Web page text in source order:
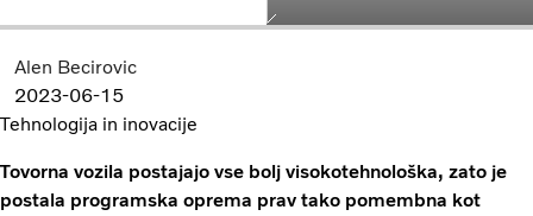
Alen Becirovic
2023-06-15
Tehnologija in inovacije
Tovorna vozila postajajo vse bolj visokotehnološka, zato je
postala programska oprema prav tako pomembna kot